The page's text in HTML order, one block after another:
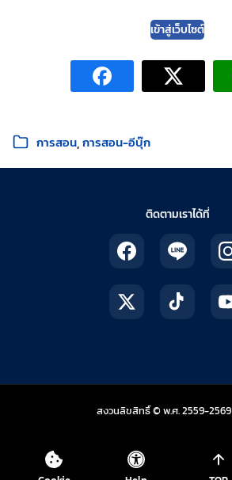
เข้าสู่เว็บไซต์
หมวดหมู่:
การสอน การสอน-อีบุ๊ก
ติดตามเราได้ที่
สงวนลิขสิทธิ์ © พ.ศ. 2559-2569